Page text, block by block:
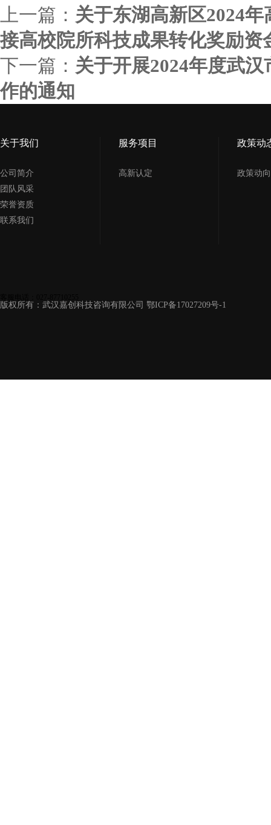
上一篇： 关于东湖高新区2024
接高校院所科技成果转化奖励资
下一篇： 关于开展2024年度武
作的通知
关于我们
公司简介
团队风采
荣誉资质
联系我们
服务项目
高新认定
政策动
政策动向
版权所有：武汉嘉创科技咨询有限公司 鄂ICP备17027209号-1